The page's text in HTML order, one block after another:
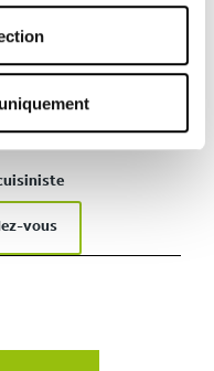
(44)
vous